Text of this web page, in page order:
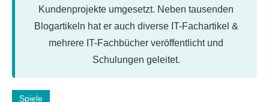
Kundenprojekte umgesetzt. Neben tausenden
Blogartikeln hat er auch diverse IT-Fachartikel &
mehrere IT-Fachbücher veröffentlicht und
Schulungen geleitet.
Schlagwörter:
Spiele